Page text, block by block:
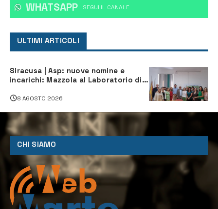
WHATSAPP ‎SEGUI IL CANALE
ULTIMI ARTICOLI
Siracusa | Asp: nuove nomine e
incarichi: Mazzola al Laboratorio di
Servizio Legale
8 AGOSTO 2026
CHI SIAMO